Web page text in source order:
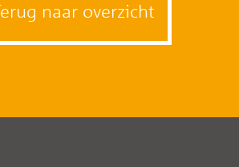
Terug naar overzicht